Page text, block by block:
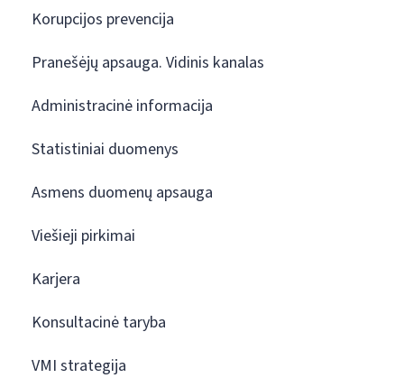
Korupcijos prevencija
Pranešėjų apsauga. Vidinis kanalas
Administracinė informacija
Statistiniai duomenys
Asmens duomenų apsauga
Viešieji pirkimai
Karjera
Konsultacinė taryba
VMI strategija